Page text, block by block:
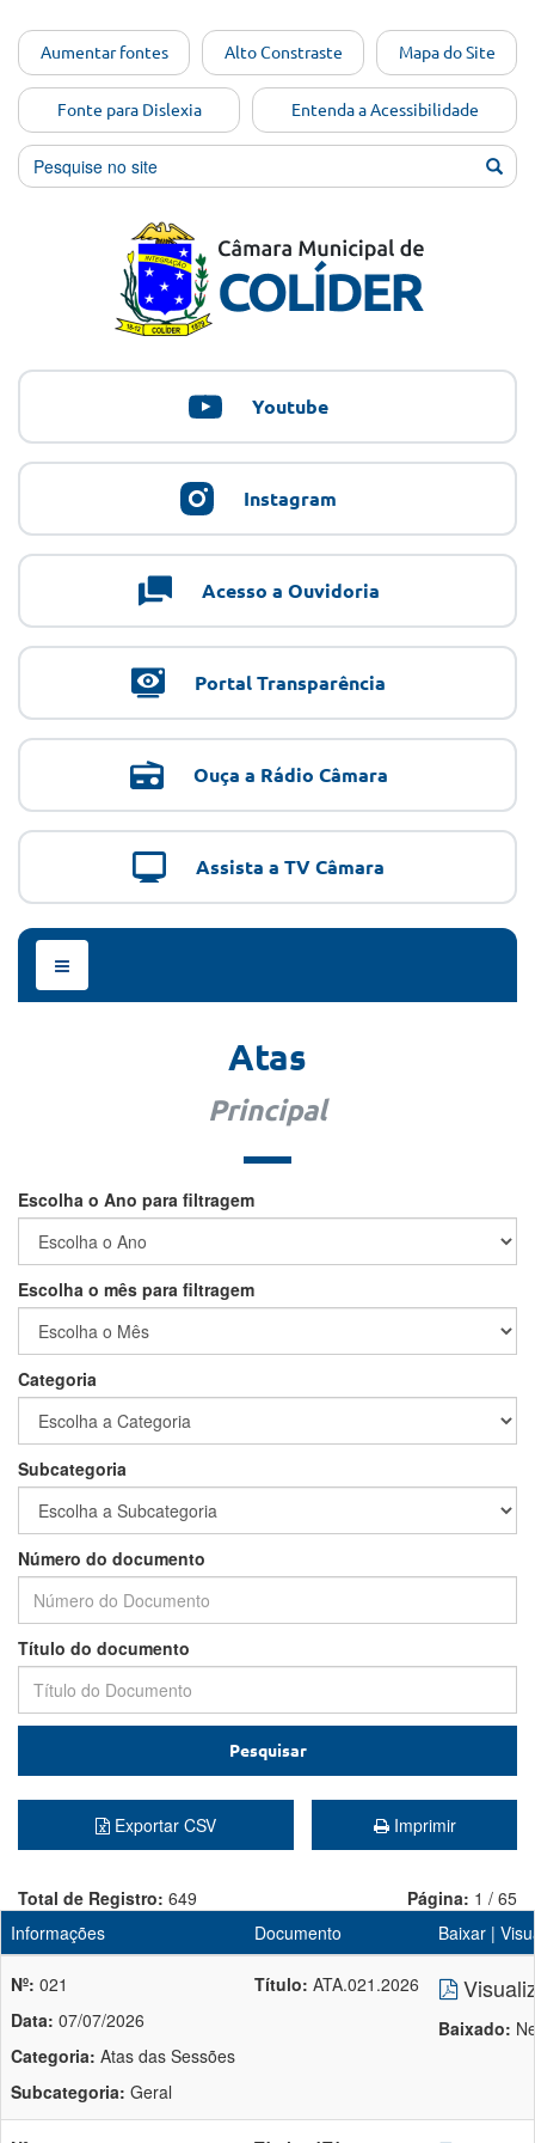
conteúdo
[Alt+1]
Ir para
o menu
[Alt+2]
[Alt+4]
Aumentar fontes Alto Constraste Mapa do Site
Fonte para Dislexia Entenda a Acessibilidade
Youtube
Instagram
Acesso a Ouvidoria
Portal Transparência
Ouça a Rádio Câmara
Assista a TV Câmara
Menu
de
Atas
Principal
Escolha o Ano para filtragem
Escolha o mês para filtragem
Categoria
Subcategoria
Número do documento
Título do documento
Pesquisar
Exportar CSV Imprimir
Total de Registro: 649 Página: 1 / 65
Informações
Documento Baixar |
Nº: 021
Data: 07/07/2026
Categoria: Atas das Sessões
Subcategoria: Geral
Título: ATA.021.2026
Baixado: